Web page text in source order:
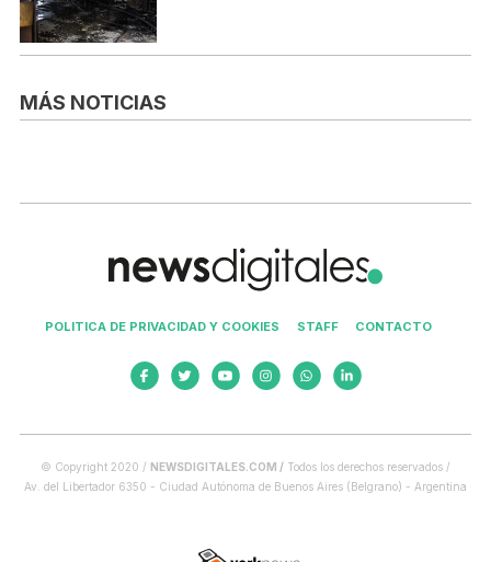
MÁS NOTICIAS
POLITICA DE PRIVACIDAD Y COOKIES STAFF CONTACTO
© Copyright 2020 / NEWSDIGITALES.COM / Todos los derechos reservados /
Av. del Libertador 6350 - Ciudad Autónoma de Buenos Aires (Belgrano) - Argentina